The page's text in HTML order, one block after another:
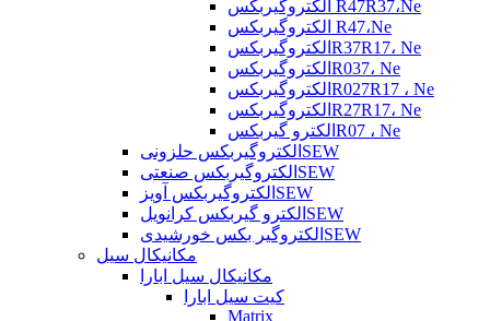
الکتروگیربکس R47R37،Ne
الکتروگیربکس R47،Ne
الکتروگیربکسR37R17، Ne
الکتروگیربکسR037، Ne
الکتروگیربکسR027R17 ، Ne
الکتروگیربکسR27R17، Ne
الکترو گیربکسR07 ، Ne
الکتروگیربکس حلزونیSEW
الکتروگیربکس صنعتیSEW
الکتروگیربکس آویزSEW
الکترو گیربکس کرانویلSEW
الکتروگیر بکس خورشیدیSEW
مکانیکال سیل
مکانیکال سیل ابارا
کیت سیل ابارا
Matrix